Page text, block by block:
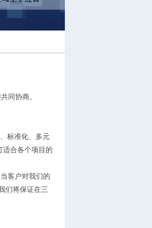
同协商。
标准化、多元
适合各个项目的
客户对我们的
们将保证在三